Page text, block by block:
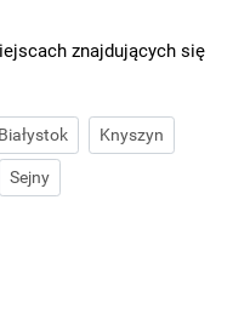
znajdujących się
Białystok Knyszyn
Sejny